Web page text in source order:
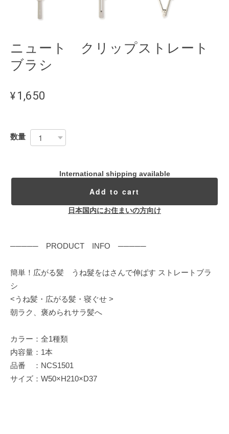
ニュート クリップストレート
ブラシ
¥1,650
数量
International shipping available
Add to cart
日本国内にお住まいの方向け
───── PRODUCT INFO ─────
簡単！広がる髪 うね髮をはさんで伸ばす ストレートブラ
シ
<うね髪・広がる髪・寝ぐせ >
朝ラク、褒められサラ髪へ
カラー：全1種類
内容量：1本
品番 ：NCS1501
サイズ：W50×H210×D37